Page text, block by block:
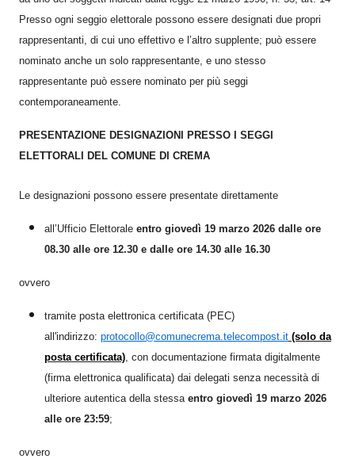
Presso ogni seggio elettorale possono essere designati due propri
rappresentanti, di cui uno effettivo e l’altro supplente; può essere
nominato anche un solo rappresentante, e uno stesso
rappresentante può essere nominato per più seggi
contemporaneamente.
PRESENTAZIONE DESIGNAZIONI PRESSO I SEGGI
ELETTORALI DEL COMUNE DI CREMA
Le designazioni possono essere presentate direttamente
all’Ufficio Elettorale entro giovedì 19 marzo 2026 dalle ore
08.30 alle ore 12.30 e dalle ore 14.30 alle 16.30
ovvero
tramite posta elettronica certificata (PEC)
all'indirizzo: protocollo@comunecrema.telecompost.it (solo da
posta certificata) , con documentazione firmata digitalmente
(firma elettronica qualificata) dai delegati senza necessità di
ulteriore autentica della stessa entro giovedì 19 marzo 2026
alle ore 23:59;
ovvero